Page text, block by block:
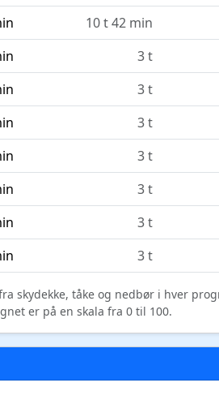
10 t 42 min
3 t
3 t
3 t
3 t
3 t
3 t
3 t
skydekke, tåke og nedbør i hver
er på en skala fra 0 til 100.